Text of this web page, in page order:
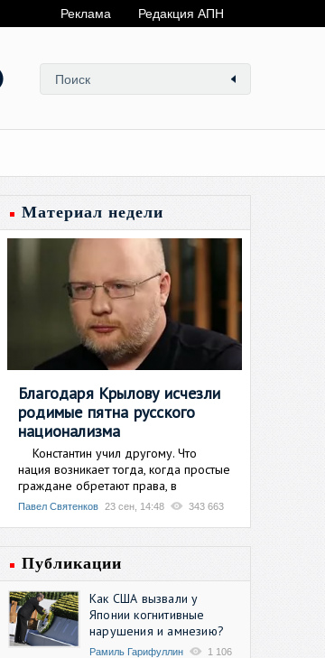
Реклама Редакция АПН
Материал недели
Благодаря Крылову исчезли
родимые пятна русского
национализма
Константин учил другому. Что
нация возникает тогда, когда простые
граждане обретают права, в
Павел Святенков 23 сен, 14:48 343 663
Публикации
Как США вызвали у
Японии когнитивные
нарушения и амнезию?
Рамиль Гарифуллин 1 106